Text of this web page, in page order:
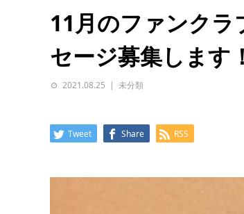
11月のファンクラ
セージ募集します
2021.08.25 未分類
Tweet Share RSS